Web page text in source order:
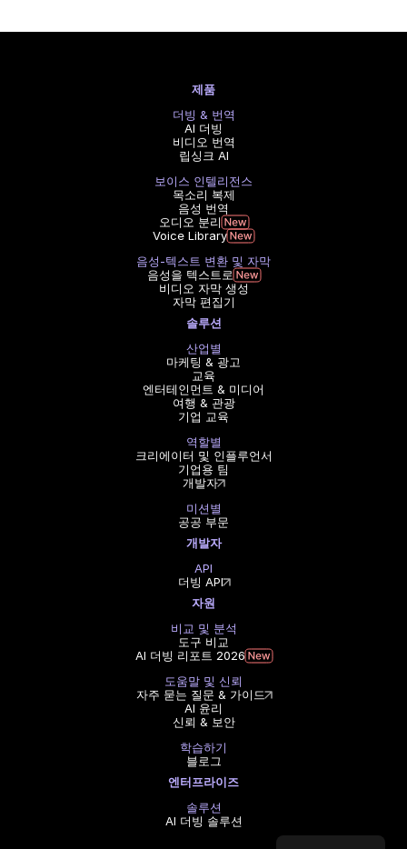
제품
더빙 & 번역
AI 더빙
비디오 번역
립싱크 AI
보이스 인텔리전스
목소리 복제
음성 번역
오디오 분리
Voice Library
음성-텍스트 변환 및 자막
음성을 텍스트로
비디오 자막 생성
자막 편집기
솔루션
산업별
마케팅 & 광고
교육
엔터테인먼트 & 미디어
여행 & 관광
기업 교육
역할별
크리에이터 및 인플루언서
기업용 팀
개발자
미션별
공공 부문
개발자
API
더빙 API
자원
비교 및 분석
도구 비교
AI 더빙 리포트 2026
도움말 및 신뢰
자주 묻는 질문 & 가이드
AI 윤리
신뢰 & 보안
학습하기
블로그
엔터프라이즈
솔루션
AI 더빙 솔루션
Select Language